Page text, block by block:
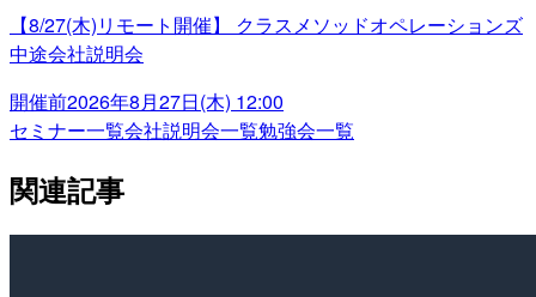
【8/27(木)リモート開催】 クラスメソッドオペレーションズ
中途会社説明会
開催前2026年8月27日(木) 12:00
セミナー一覧会社説明会一覧勉強会一覧
関連記事